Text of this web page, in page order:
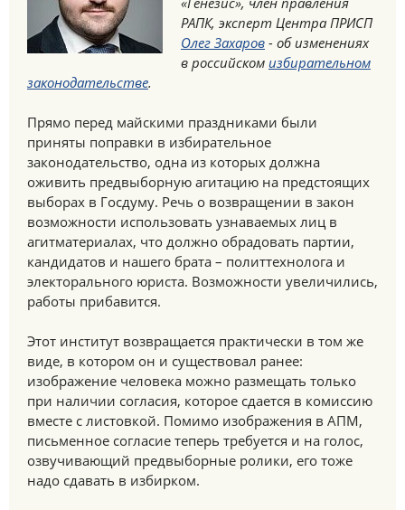
РАПК, эксперт Центра ПРИСП
Олег Захаров - об изменениях
в российском избирательном
законодательстве.
Прямо перед майскими праздниками были
приняты поправки в избирательное
законодательство, одна из которых должна
оживить предвыборную агитацию на предстоящих
выборах в Госдуму. Речь о возвращении в закон
возможности использовать узнаваемых лиц в
агитматериалах, что должно обрадовать партии,
кандидатов и нашего брата – политтехнолога и
электорального юриста. Возможности увеличились,
работы прибавится.
Этот институт возвращается практически в том же
виде, в котором он и существовал ранее:
изображение человека можно размещать только
при наличии согласия, которое сдается в комиссию
вместе с листовкой. Помимо изображения в АПМ,
письменное согласие теперь требуется и на голос,
озвучивающий предвыборные ролики, его тоже
надо сдавать в избирком.